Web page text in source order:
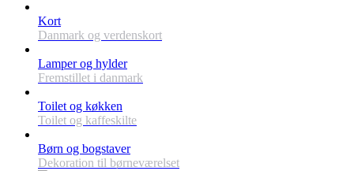
Kort
Danmark og verdenskort
Lamper og hylder
Fremstillet i danmark
Toilet og køkken
Toilet og kaffeskilte
Børn og bogstaver
Dekoration til børneværelset